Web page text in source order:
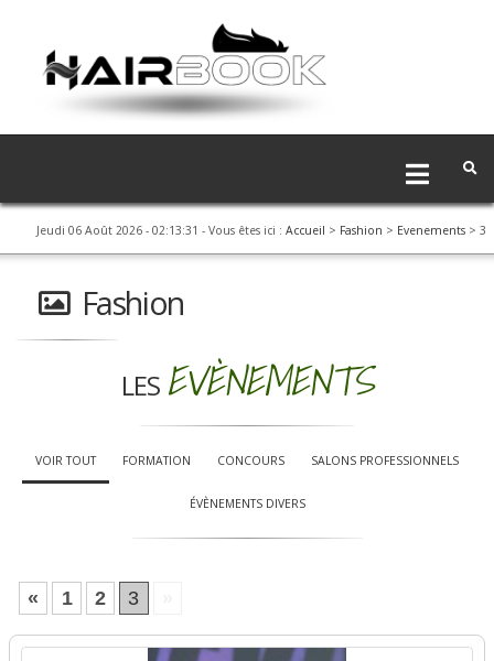
Jeudi 06 Août 2026 - 02:13:32 - Vous êtes ici : Accueil > Fashion > Evenements > 3
Fashion
LES EVÈNEMENTS
VOIR TOUT FORMATION CONCOURS SALONS PROFESSIONNELS
ÉVÈNEMENTS DIVERS
« 1 2 3